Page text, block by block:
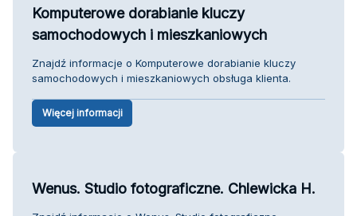
Komputerowe dorabianie kluczy
samochodowych i mieszkaniowych
Znajdź informacje o Komputerowe dorabianie kluczy
samochodowych i mieszkaniowych obsługa klienta.
Więcej informacji
Wenus. Studio fotograficzne. Chlewicka H.